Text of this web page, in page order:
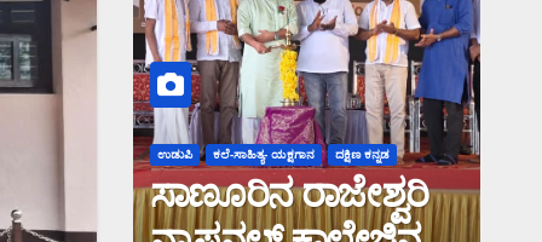
ಉಡುಪಿ ಕಲೆ-ಸಾಹಿತ್ಯ- ಯಕ್ಷಗಾನ ದಕ್ಷಿಣ ಕನ್ನಡ
ಸಾಣೂರಿನ ರಾಜೇಶ್ವರಿ